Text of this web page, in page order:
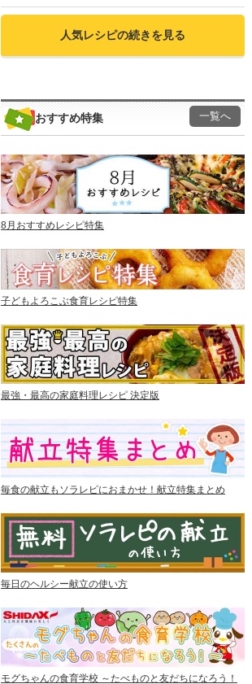
人気レシピの続きを見る
おすすめ特集 一覧へ
8月おすすめレシピ特集
子どもよろこぶ食育レシピ特集
最強・最高の家庭料理レシピ 決定版
毎食の献立もソラレピにおまかせ！献立特集まとめ
毎日のヘルシー献立の使い方
モグちゃんの食育学校 ～たべものと友だちになろう！